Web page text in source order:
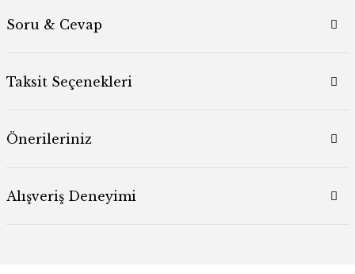
Soru & Cevap
Taksit Seçenekleri
Önerileriniz
Alışveriş Deneyimi